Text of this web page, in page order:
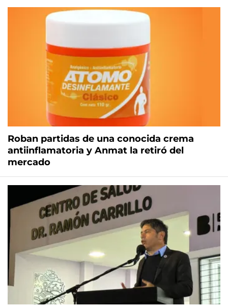
Roban partidas de una conocida crema
antiinflamatoria y Anmat la retiró del
mercado